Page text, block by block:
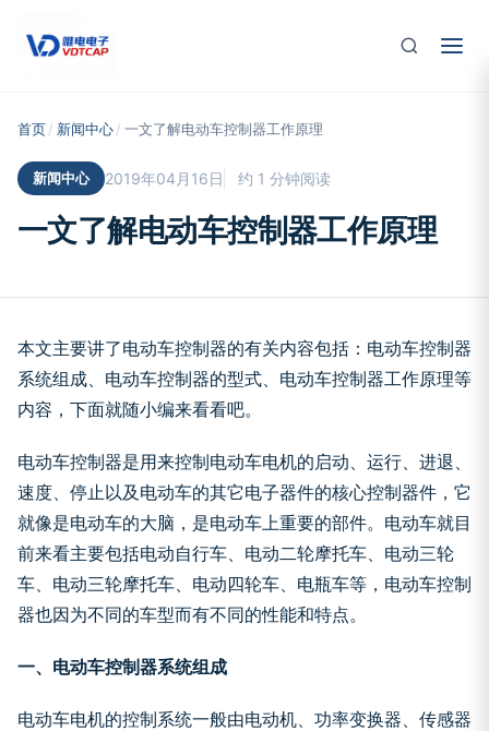
首页 / 新闻中心 / 一文了解电动车控制器工作原理
新闻中心 2019年04月16日 约 1 分钟阅读
一文了解电动车控制器工作原理
本文主要讲了电动车控制器的有关内容包括：电动车控制器
系统组成、电动车控制器的型式、电动车控制器工作原理等
内容，下面就随小编来看看吧。
电动车控制器是用来控制电动车电机的启动、运行、进退、
速度、停止以及电动车的其它电子器件的核心控制器件，它
就像是电动车的大脑，是电动车上重要的部件。电动车就目
前来看主要包括电动自行车、电动二轮摩托车、电动三轮
车、电动三轮摩托车、电动四轮车、电瓶车等，电动车控制
器也因为不同的车型而有不同的性能和特点。
一、电动车控制器系统组成
电动车电机的控制系统一般由电动机、功率变换器、传感器